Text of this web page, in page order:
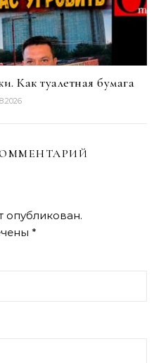
Как туалетная бумага
опубликован.
*